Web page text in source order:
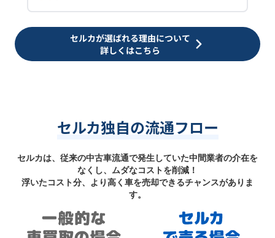
セルカが選ばれる理由について
詳しくはこちら
セルカ独自の流通フロー
セルカは、従来の中古車流通で発生していた中間業者の介在を
なくし、ムダなコストを削減！
浮いたコスト分、より高く車を売却できるチャンスがありま
す。